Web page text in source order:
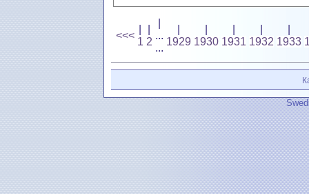
<<<
1 2
...
...
1929 1930 1931 1932 1933